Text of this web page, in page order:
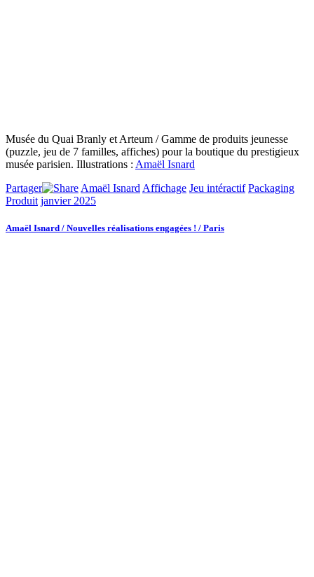
Musée du Quai Branly et Arteum / Gamme de produits jeunesse
(puzzle, jeu de 7 familles, affiches) pour la boutique du prestigieux
musée parisien. Illustrations : Amaël Isnard
Partager
Amaël Isnard Affichage Jeu intéractif Packaging
Produit janvier 2025
Amaël Isnard / Nouvelles réalisations engagées ! / Paris